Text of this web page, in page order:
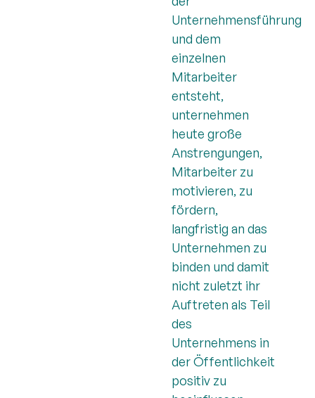
Unternehmensführung
und dem
einzelnen
Mitarbeiter
entsteht,
unternehmen
heute große
Anstrengungen,
Mitarbeiter zu
motivieren, zu
fördern,
langfristig an das
Unternehmen zu
binden und damit
nicht zuletzt ihr
Auftreten als Teil
des
Unternehmens in
der Öffentlichkeit
positiv zu